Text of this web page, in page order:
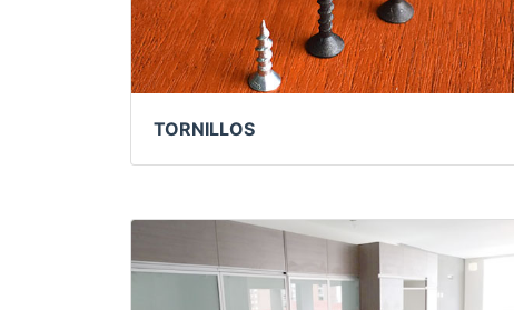
TORNILLOS